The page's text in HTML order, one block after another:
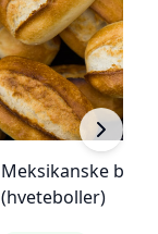
Meksikanske
(hveteboller)